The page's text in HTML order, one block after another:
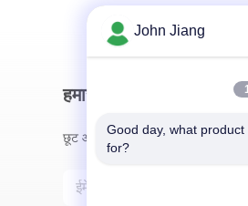
हमारा समाचार पत्र
छूट और अधिक के लिए हमारे न्यूज़लेटर
John Jiang
Good day, what
for?